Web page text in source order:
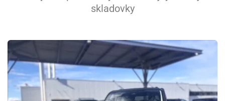
skladovky